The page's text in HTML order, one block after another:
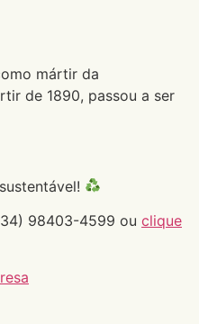
mártir da
de 1890, passou a ser
98403-4599 ou clique